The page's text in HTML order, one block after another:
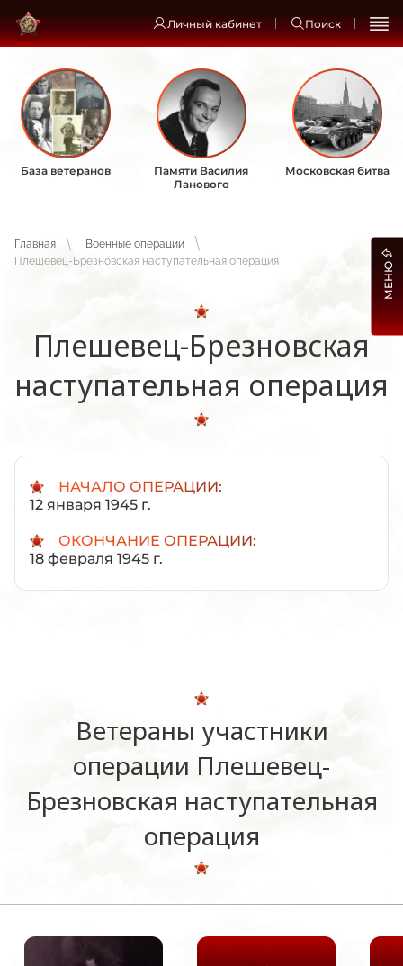
Личный кабинет Поиск
База ветеранов
Памяти Василия
Ланового
Московская битва
Главная
Военные операции
Плешевец-Брезновская наступательная операция
Плешевец-Брезновская
наступательная операция
НАЧАЛО ОПЕРАЦИИ:
12 января 1945 г.
ОКОНЧАНИЕ ОПЕРАЦИИ:
18 февраля 1945 г.
Ветераны участники
операции Плешевец-
Брезновская наступательная
операция
МЕНЮ